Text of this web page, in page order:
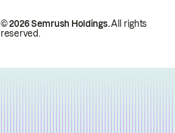
© 2026 Semrush Holdings.All rights
reserved.